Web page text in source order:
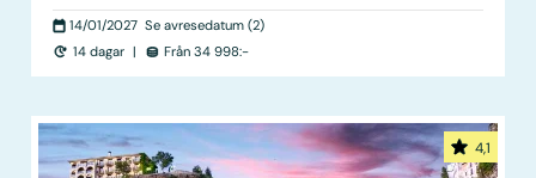
14/01/2027 Se avresedatum (2)
14 dagar | Från 34 998:-
4,1